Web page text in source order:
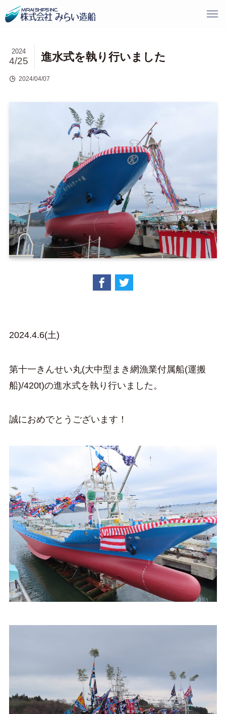
進水式を執り行いました
2024
4/25
2024/04/07
2024.4.6(土)
第十一きんせい丸(大中型まき網漁業付属船(運搬
船)/420t)の進水式を執り行いました。
誠におめでとうございます！